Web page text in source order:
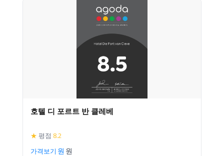
호텔 디 포르트 반 클레베
★ 평점 8.2
가격보기